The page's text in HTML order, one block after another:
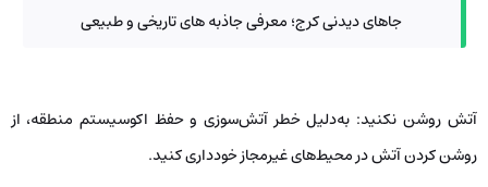
جاهای دیدنی کرج؛ معرفی جاذبه های تاریخی و طبیعی
آتش روشن نکنید: به‌دلیل خطر آتش‌سوزی و حفظ اکوسیستم منطقه، از
روشن کردن آتش در محیط‌های غیرمجاز خودداری کنید.